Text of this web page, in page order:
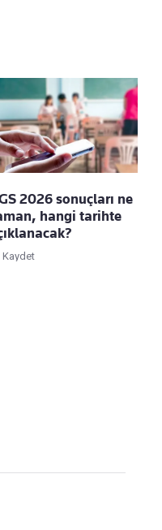
2026 sonuçları ne
hangi tarihte
Kaydet